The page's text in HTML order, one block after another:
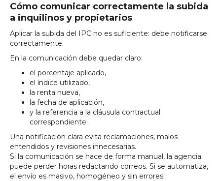
Cómo comunicar correctamente la subida
a inquilinos y propietarios
Aplicar la subida del IPC no es suficiente: debe notificarse
correctamente.
En la comunicación debe quedar claro:
el porcentaje aplicado,
el índice utilizado,
la renta nueva,
la fecha de aplicación,
y la referencia a la cláusula contractual
correspondiente.
Una notificación clara evita reclamaciones, malos
entendidos y revisiones innecesarias.
Si la comunicación se hace de forma manual, la agencia
puede perder horas redactando correos. Si se automatiza,
el envío es masivo, homogéneo y sin errores.